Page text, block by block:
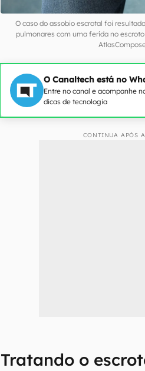
O caso do assobio escrotal foi
pulmonares com uma ferida no
O Canaltech está no
Entre no canal e acompanhe
dicas de tecnologia
CONTINUA APÓS
Tratando o